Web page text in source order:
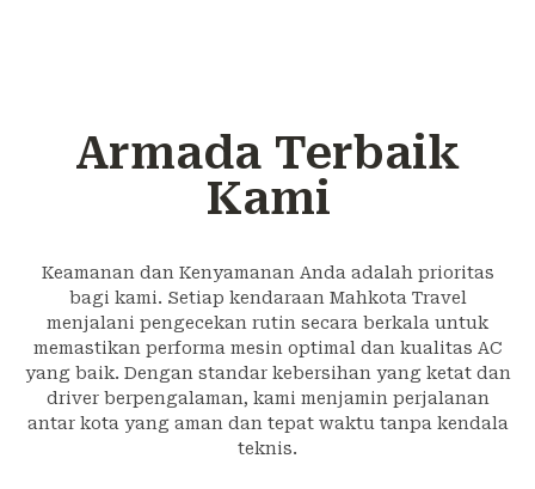
Armada Terbaik
Kami
Keamanan dan Kenyamanan Anda adalah prioritas
bagi kami. Setiap kendaraan Mahkota Travel
menjalani pengecekan rutin secara berkala untuk
memastikan performa mesin optimal dan kualitas AC
yang baik. Dengan standar kebersihan yang ketat dan
driver berpengalaman, kami menjamin perjalanan
antar kota yang aman dan tepat waktu tanpa kendala
teknis.